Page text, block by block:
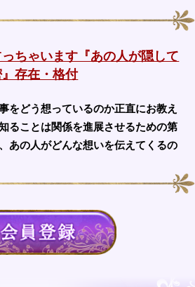
ちゃいます『あの人が隠して
存在・格付
をどう想っているのか正直にお教え
ることは関係を進展させるための第
あの人がどんな想いを伝えてくるの